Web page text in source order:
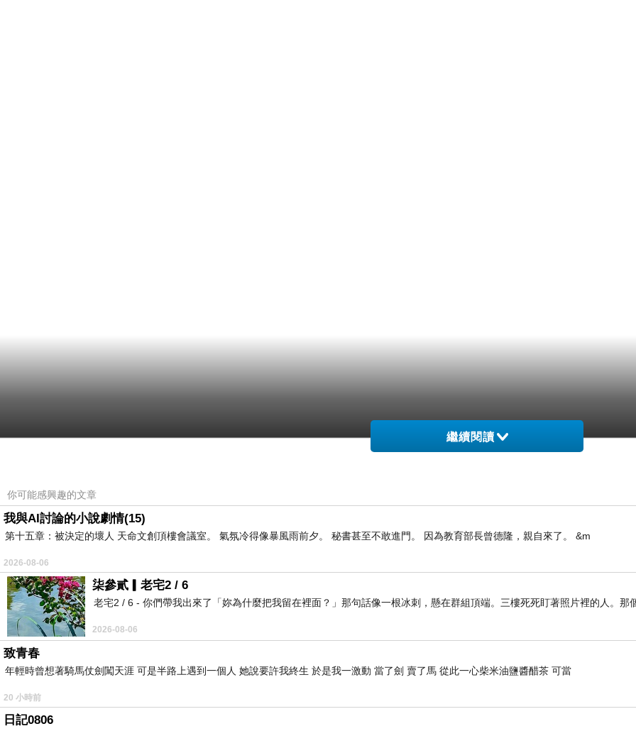
繼續閱讀
你可能感興趣的文章
我與AI討論的小說劇情(15)
第十五章：被決定的壞人 天命文創頂樓會議室。 氣氛冷得像暴風雨前夕。 秘書甚至不敢進門。 因為教育部長曾德隆，親自來了。 &m
2026-08-06
柒參貳▎老宅2 / 6
老宅2 / 6 - 你們帶我出來了「妳為什麼把我留在裡面？」那句話像一根冰刺，懸在群組頂端。三樓死死盯著照片裡的人。那
2026-08-06
致青春
年輕時曾想著騎馬仗劍闖天涯 可是半路上遇到一個人 她說要許我終生 於是我一激動 當了劍 賣了馬 從此一心柴米油鹽醬醋茶 可當
20 小時前
日記0806